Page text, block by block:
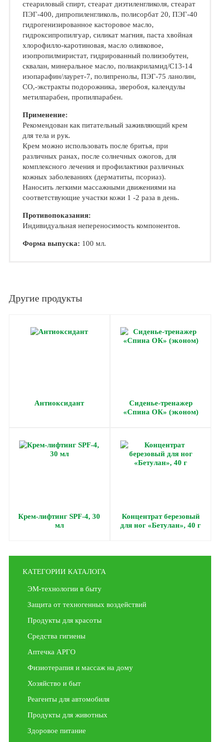
стеариловый спирт, стеарат диэтиленгликоля, стеарат
ПЭГ-400, дипропиленгликоль, полисорбат 20, ПЭГ-40
гидрогенизированное касторовое масло,
гидроксипропилгуар, силикат магния, паста хвойная
хлорофилло-каротиновая, масло оливковое,
изопропилмиристат, гидрированный полиизобутен,
сквалан, минеральное масло, полиакриламид/С13-14
изопарафин/лаурет-7, полипренолы, ПЭГ-75 ланолин,
СО,-экстракты подорожника, зверобоя, календулы
метилпарабен, пропилпарабен.
Применение:
Рекомендован как питательный заживляющий крем
для тела и рук.
Крем можно использовать после бритья, при
различных ранах, после солнечных ожогов, для
комплексного лечения и профилактики различных
кожных заболеваниях (дерматиты, псориаз).
Наносить легкими массажными движениями на
соответствующие участки кожи 1 -2 раза в день.
Противопоказания:
Индивидуальная непереносимость компонентов.
​Форма выпуска: 100 мл.
Другие продукты
Антиоксидант
Cиденье-тренажер
«Спина ОК» (эконом)
Крем-лифтинг SPF-4, 30
мл
Концентрат березовый
для ног «Бетулан», 40 г
КАТЕГОРИИ КАТАЛОГА
ЭМ-технологии в быту
Защита от техногенных воздействий
Продукты для красоты
Средства гигиены
Аптечка АРГО
Физиотерапия и массаж на дому
Хозяйство и быт
Реагенты для автомобиля
Продукты для животных
Здоровое питание